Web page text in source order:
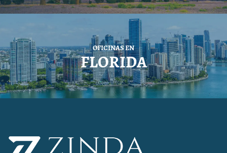
OFICINAS EN
FLORIDA